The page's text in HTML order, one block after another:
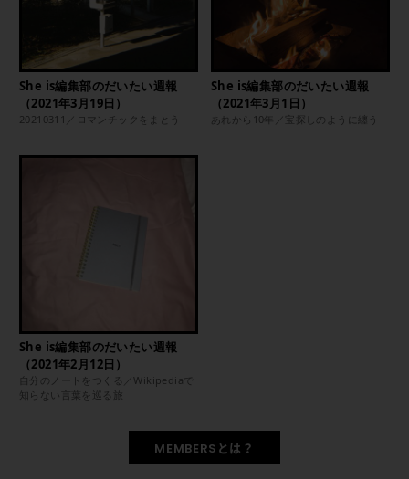
She is編集部のだいたい週報
（2021年3月19日）
20210311／ロマンチックをまとう
She is編集部のだいたい週報
（2021年3月1日）
あれから10年／宝探しのように纏う
She is編集部のだいたい週報
（2021年2月12日）
自分のノートをつくる／Wikipediaで
知らない言葉を巡る旅
MEMBERSとは？